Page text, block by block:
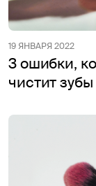
19 ЯНВАРЯ 2022
3 ошибки,
чистит зубы